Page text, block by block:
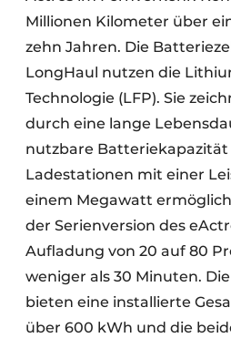
Millionen Kilometer über
zehn Jahren. Die
LongHaul nutzen die
Technologie (LFP). Sie
durch eine lange
nutzbare Batteriekapazität
Ladestationen mit einer
einem Megawatt
der Serienversion des
Aufladung von 20 auf 80
weniger als 30 Minuten.
bieten eine installierte
über 600 kWh und die